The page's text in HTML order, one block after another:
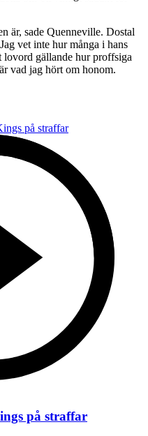
är, sade Quenneville. Dostal
vet inte hur många i hans
lovord gällande hur proffsiga
vad jag hört om honom.
på straffar